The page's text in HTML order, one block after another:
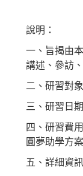
說明：
一、旨揭由
講述、參訪
二、研習對
三、研習日
四、研習費
圓夢助學方
五、詳細資